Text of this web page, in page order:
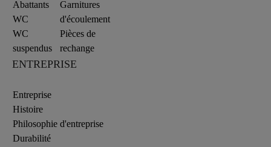
Abattants
WC
WC
suspendus
Garnitures
d'écoulement
Pièces de
rechange
ENTREPRISE
Entreprise
Histoire
Philosophie d'entreprise
Durabilité